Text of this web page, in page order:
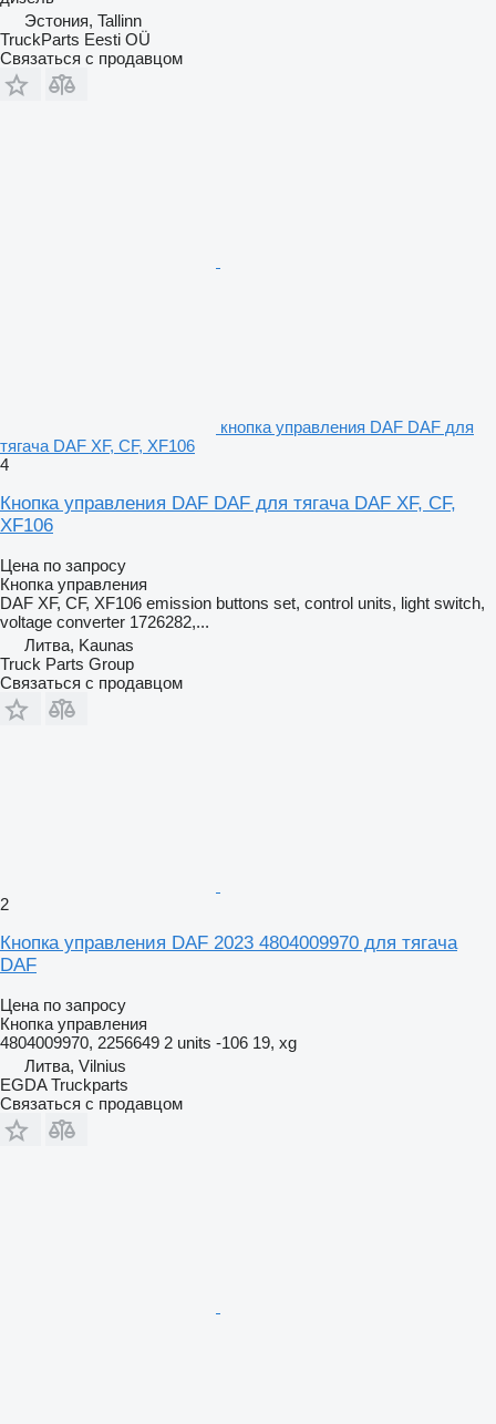
Эстония, Tallinn
TruckParts Eesti OÜ
Связаться с продавцом
кнопка управления DAF DAF для
тягача DAF XF, CF, XF106
4
Кнопка управления DAF DAF для тягача DAF XF, CF,
XF106
Цена по запросу
Кнопка управления
DAF XF, CF, XF106 emission buttons set, control units, light switch,
voltage converter 1726282,...
Литва, Kaunas
Truck Parts Group
Связаться с продавцом
2
Кнопка управления DAF 2023 4804009970 для тягача
DAF
Цена по запросу
Кнопка управления
4804009970, 2256649 2 units -106 19, xg
Литва, Vilnius
EGDA Truckparts
Связаться с продавцом